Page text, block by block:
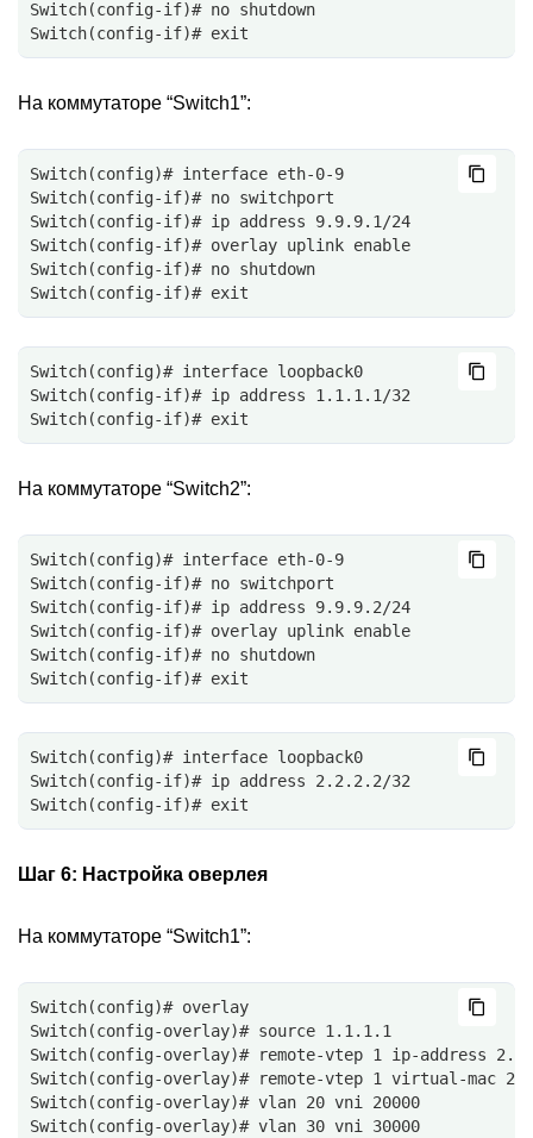
Switch(config-if)# no shutdown
Switch(config-if)# exit
На коммутаторе “Switch1”:
Switch(config)# interface eth-0-9
Switch(config-if)# no switchport
Switch(config-if)# ip address 9.9.9.1/24
Switch(config-if)# overlay uplink enable
Switch(config-if)# no shutdown
Switch(config-if)# exit
Switch(config)# interface loopback0
Switch(config-if)# ip address 1.1.1.1/32
Switch(config-if)# exit
На коммутаторе “Switch2”:
Switch(config)# interface eth-0-9
Switch(config-if)# no switchport
Switch(config-if)# ip address 9.9.9.2/24
Switch(config-if)# overlay uplink enable
Switch(config-if)# no shutdown
Switch(config-if)# exit
Switch(config)# interface loopback0
Switch(config-if)# ip address 2.2.2.2/32
Switch(config-if)# exit
Шаг 6: Настройка оверлея
На коммутаторе “Switch1”:
Switch(config)# overlay
Switch(config-overlay)# source 1.1.1.1
Switch(config-overlay)# remote-vtep 1 ip-address
Switch(config-overlay)# remote-vtep 1 virtual-mac
Switch(config-overlay)# vlan 20 vni 20000
Switch(config-overlay)# vlan 30 vni 30000